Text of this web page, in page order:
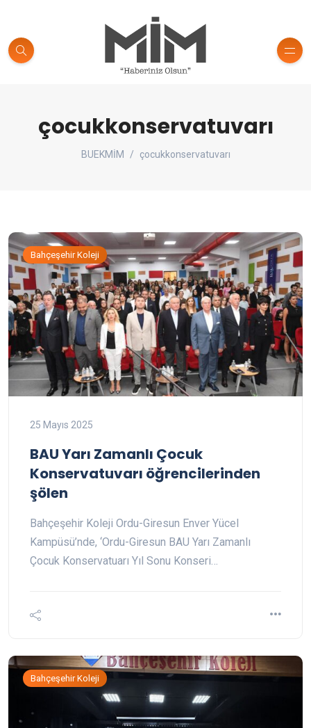
çocukkonservatuvarı
BUEKMİM çocukkonservatuvarı
Bahçeşehir Koleji
25 Mayıs 2025
BAU Yarı Zamanlı Çocuk
Konservatuvarı öğrencilerinden
şölen
Bahçeşehir Koleji Ordu-Giresun Enver Yücel
Kampüsü’nde, ‘Ordu-Giresun BAU Yarı Zamanlı
Çocuk Konservatuarı Yıl Sonu Konseri…
Bahçeşehir Koleji